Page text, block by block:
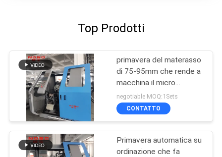
Top Prodotti
primavera del materasso
di 75-95mm che rende a
macchina il micro
macchinario premente
della primavera di Bonnell
negotiable MOQ:1Sets
CONTATTO
Primavera automatica su
ordinazione che fa